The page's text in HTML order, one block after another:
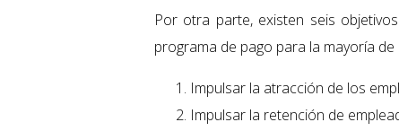
Por otra parte, existen seis
programa de pago para la mayoría
Impulsar la atracción de los
Impulsar la retención de